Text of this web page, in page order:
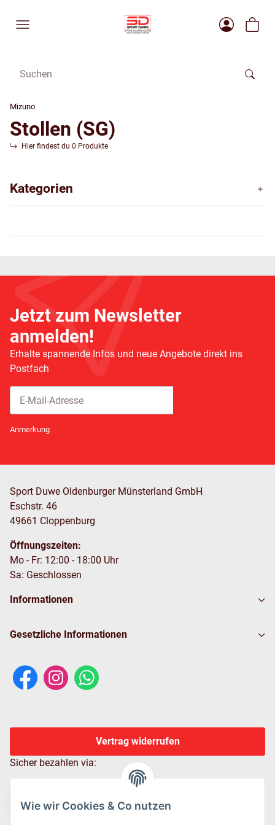
Wie wir Cookies & Co nutzen
Mizuno
Stollen (SG)
Hier findest du 0 Produkte
Kategorien
Jetzt zum Newsletter
anmelden!
Erhalte spannende Infos und neue Angebote direkt ins
Postfach
Anmerkung
Sport Duwe Oldenburger Münsterland GmbH
Eschstr. 46
49661 Cloppenburg
Öffnungszeiten:
Mo - Fr: 12:00 - 18:00 Uhr
Sa: Geschlossen
Informationen
Gesetzliche Informationen
Vertrag widerrufen
Sicher bezahlen via: